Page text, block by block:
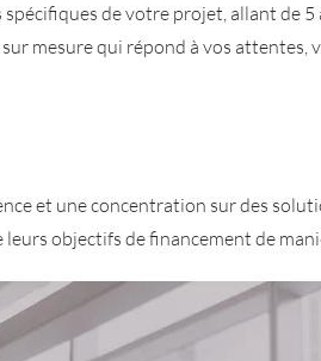
de votre projet, allant de
mesure qui répond à vos attentes,
et une concentration sur des
objectifs de financement de